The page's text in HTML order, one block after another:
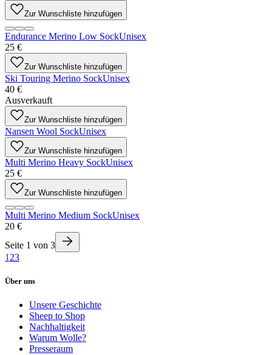
Zur Wunschliste hinzufügen
Endurance Merino Low SockUnisex
25 €
Zur Wunschliste hinzufügen
Ski Touring Merino SockUnisex
40 €
Ausverkauft
Zur Wunschliste hinzufügen
Nansen Wool SockUnisex
Zur Wunschliste hinzufügen
Multi Merino Heavy SockUnisex
25 €
Zur Wunschliste hinzufügen
Multi Merino Medium SockUnisex
20 €
Seite 1 von 3
1 23
Über uns
Unsere Geschichte
Sheep to Shop
Nachhaltigkeit
Warum Wolle?
Presseraum